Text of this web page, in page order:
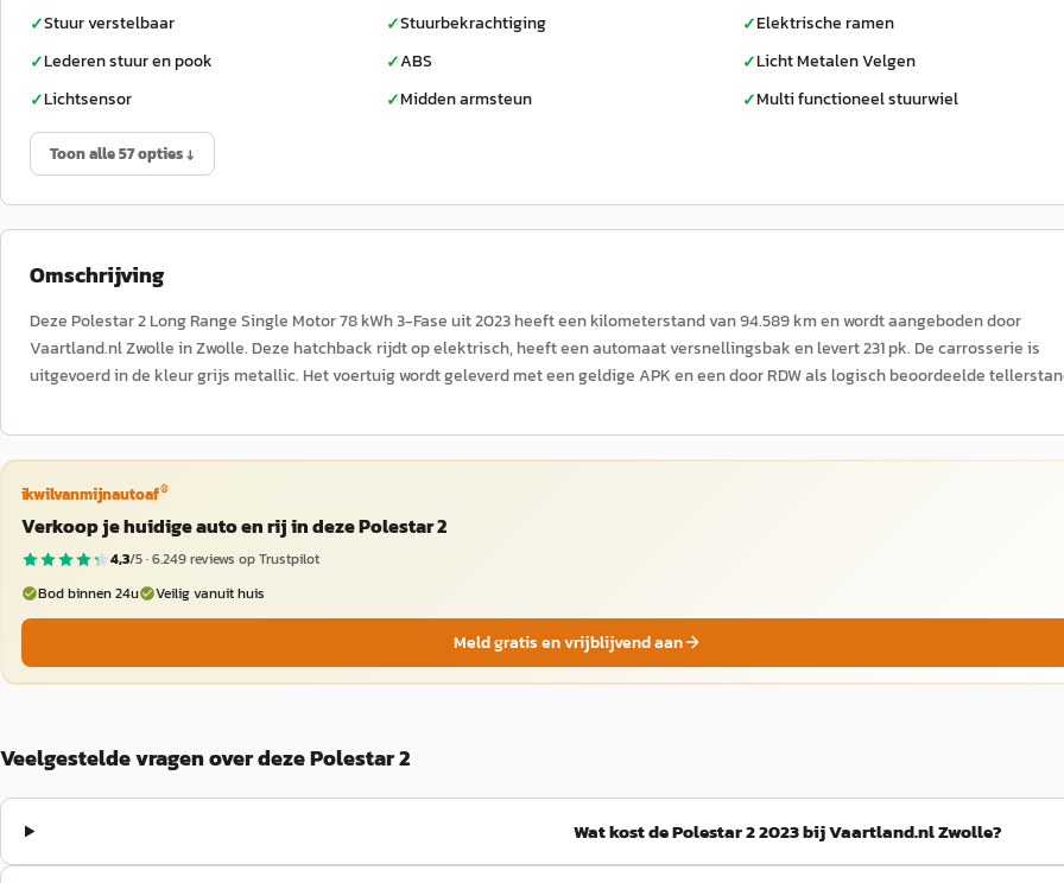
✓Stuur verstelbaar ✓Stuurbekrachtiging ✓Elektrische ramen
✓Lederen stuur en pook ✓ABS ✓Licht Metalen Velgen
✓Lichtsensor ✓Midden armsteun ✓Multi functioneel stuurwiel
Toon alle 57 opties ↓
Omschrijving
Deze Polestar 2 Long Range Single Motor 78 kWh 3-Fase uit 2023 heeft een kilometerstand van 94.589 km en wordt aangeboden door
Vaartland.nl Zwolle in Zwolle. Deze hatchback rijdt op elektrisch, heeft een automaat versnellingsbak en levert 231 pk. De carrosserie is
uitgevoerd in de kleur grijs metallic. Het voertuig wordt geleverd met een geldige APK en een door RDW als logisch beoordeelde
ikwilvanmijnautoaf®
Verkoop je huidige auto en rij in deze Polestar 2
4,3/5 ·6.249reviews op Trustpilot
Bod binnen 24u
Veilig vanuit huis
Meld gratis en vrijblijvend aan
Veelgestelde vragen over deze Polestar 2
Wat kost de Polestar 2 2023 bij Vaartland.nl Zwolle?